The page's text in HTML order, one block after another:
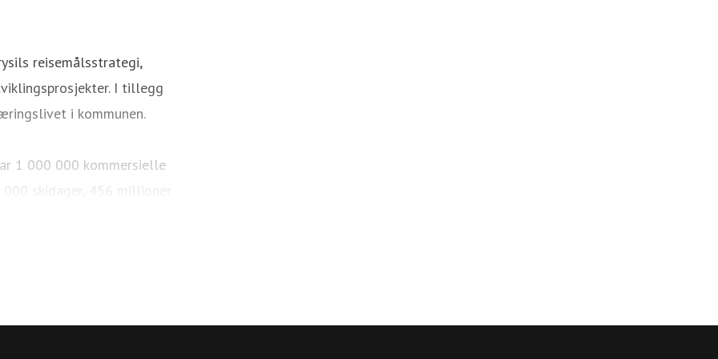
reisemålsstrategi,
I tillegg
i kommunen.
1 000 000 kommersielle
skidager, 456 millioner
langrennsløyper. Over
over 65 km
reiselivsstrategi 2030